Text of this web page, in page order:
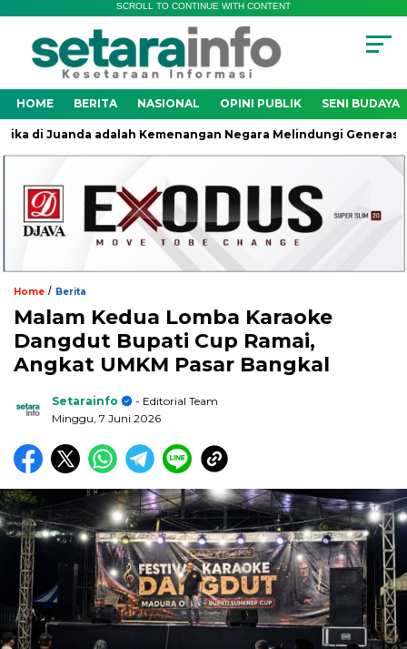
SCROLL TO CONTINUE WITH CONTENT
HOME BERITA NASIONAL OPINI PUBLIK SENI BUDAYA
Juanda adalah Kemenangan Negara Melindungi Generasi
Home / Berita
Malam Kedua Lomba Karaoke
Dangdut Bupati Cup Ramai,
Angkat UMKM Pasar Bangkal
Setarainfo
- Editorial Team
Minggu, 7 Juni 2026